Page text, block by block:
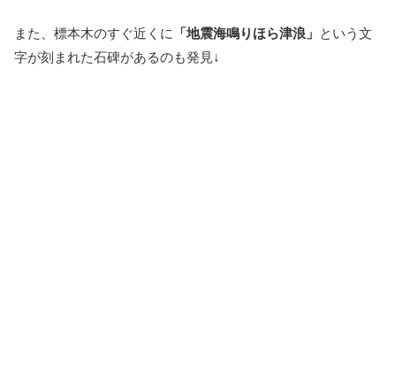
また、標本木のすぐ近くに 「地震海鳴りほら津浪」 という文
字が刻まれた石碑があるのも発見↓